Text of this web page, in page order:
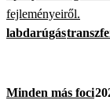
fejleményeiről.
labdarúgás
Minden más foci